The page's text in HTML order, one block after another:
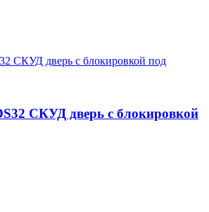
СКУД дверь с блокировкой